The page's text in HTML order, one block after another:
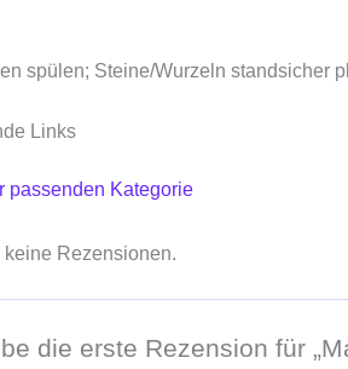
spülen; Steine/Wurzeln standsicher
Links
passenden Kategorie
keine Rezensionen.
die erste Rezension für